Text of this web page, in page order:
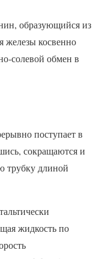
образующийся из
железы косвенно
солевой обмен в
поступает в
сокращаются и
трубку длиной
жидкость по